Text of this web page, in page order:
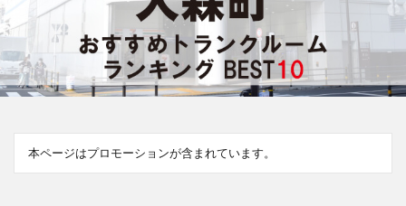
本ページはプロモーションが含まれています。